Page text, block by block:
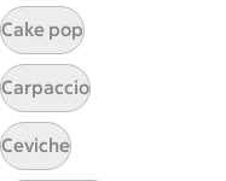
Utvalda leverantörer
Annonsera
Jobba på ICA
Hållbarhet
Cake pop
Carpaccio
Ceviche